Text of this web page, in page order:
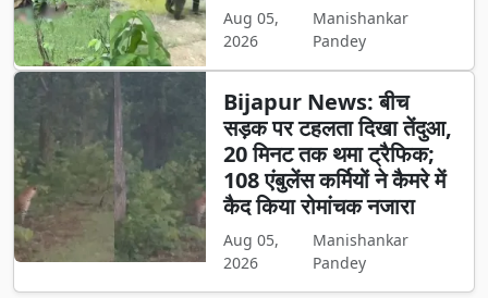
Aug 05,
2026
Manishankar
Pandey
Bijapur News: बीच
सड़क पर टहलता दिखा तेंदुआ,
20 मिनट तक थमा ट्रैफिक;
108 एंबुलेंस कर्मियों ने कैमरे में
कैद किया रोमांचक नजारा
Aug 05,
2026
Manishankar
Pandey